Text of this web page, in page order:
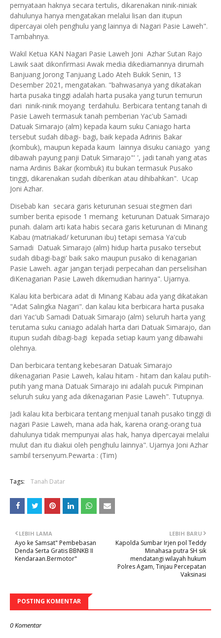
pernyataan haknya secara tertulis, dikarenakan ninik-niniak
dahulunya hanya mengatakan melalui lisan dan itupun
dipercayai oleh penghulu yang lainnya di Nagari Pasie Laweh".
Tambahnya.
Wakil Ketua KAN Nagari Pasie Laweh Joni Azhar Sutan Rajo
Lawik saat dikonfirmasi Awak media dikediamannya dirumah
Banjuang Jorong Tanjuang Lado Ateh Bukik Senin, 13
Desember 2021, mengatakan. "bahwasanya yang dikatakan
harta pusaka tinggi adalah harta pusaka yang turun temurun
dari ninik-ninik moyang terdahulu. Berbicara tentang tanah di
Pasie Laweh termasuk tanah pemberian Yac'ub Samadi
Datuak Simarajo (alm) kepada kaum suku Caniago harta
tersebut sudah dibagi- bagi, baik kepada Adrinis Bakar
(kombuk), maupun kepada kaum lainnya disuku caniago yang
dibawah payung panji Datuk Simarajo"' ', jadi tanah yang atas
nama Ardinis Bakar (kombuk) itu bukan termasuk Pusako
tinggi, dikarenakan sudah diberikan atau dihibahkan". Ucap
Joni Azhar.
Disebab kan secara garis keturunan sesuai stegmen dari
sumber berita episode 1 memang keturunan Datuak Simarajo
punah. dalam arti kata habis secara garis keturunan di Minang
Kabau (matriakad/ keturunan ibu) tetapi semasa Ya'cub
Samadi Datuak Simarajo (alm) hidup harta pusako tersebut
sudah dibagi-bagi' baik sako maupun pusako di kenagarian
Pasie Laweh. agar jangan terjadi perpecahan dan perselisihan
diKenagarian Pasie Laweh dikemudian harinya". Ujarnya.
Kalau kita berbicara adat di Minang Kabau ada yang dikatakan
"Adat Salingka Nagari". dan kalau kita berbicara harta pusaka
dari Yac'ub Samadi Datuak Simarajo (alm) seluruh harta yang
terutama suku caniago adalah harta dari Datuak Simarajo, dan
itupun sudah dibagi-bagi kepada setiap kaum yang dibawahi
olehnya.
Dan berbicara tentang kebesaran Datuak Simarajo
dikenagarian Pasie Laweh, kalau hitam - hitam dan kalau putih-
putih yang mana Datuak Simarajo ini adalah pucuk Pimpinan
seluruh suku yang ada dikenagarian Pasie Laweh". Tutupnya.
Jadi kalau kita berbicara tentang menjual tanah pusako tinggi di
nagari Pasie Laweh, mana ada hak, karena orang-orang tua
dahulunya tidak mempunyai alas hak, hanya dipercayai melalui
mulut dan itu diakui oleh penghulu lainnya". Ujarnya Joni Azhar
sambil tersenyum.Pewarta : (Tim)
Tags: Tanah Datar
LEBIH BARU
Kapolda Sumbar Irjen pol Teddy
Minahasa putra SH sik
mendatangi wilayah hukum
Polres Agam, Tinjau Percepatan
Vaksinasi
LEBIH LAMA
Ayo ke Samsat" Pembebasan
Denda Serta Gratis BBNKB II
Kendaraan.Bermotor"
POSTING KOMENTAR
0 Komentar